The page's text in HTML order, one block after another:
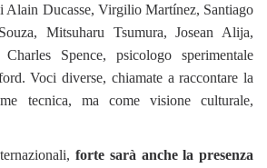
Alain Ducasse, Virgilio Martínez, Santiago
Mitsuharu Tsumura, Josean Alija,
Spence, psicologo sperimentale
Voci diverse, chiamate a raccontare la
tecnica, ma come visione culturale,
forte sarà anche la presenza